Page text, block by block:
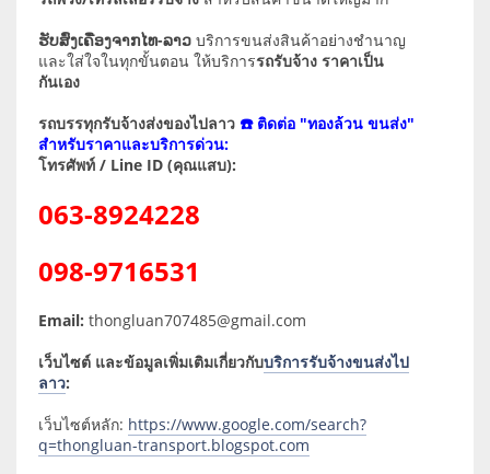
ຮັບສົ່ງເຄື່ອງຈາກໄທ-ລາວ บริการขนส่งสินค้าอย่างชำนาญ
และใส่ใจในทุกขั้นตอน ให้บริการรถรับจ้าง ราคาเป็น
กันเอง
รถบรรทุกรับจ้างส่งของไปลาว ☎️ ติดต่อ "ทองล้วน ขนส่ง"
สำหรับราคาและบริการด่วน:
โทรศัพท์ / Line ID (คุณแสบ):
063-8924228
098-9716531
Email: thongluan707485@gmail.com
เว็บไซต์ และข้อมูลเพิ่มเติมเกี่ยวกับบริการรับจ้างขนส่งไป
ลาว:
เว็บไซต์หลัก: https://www.google.com/search?
q=thongluan-transport.blogspot.com